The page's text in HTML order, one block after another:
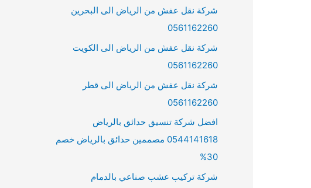
شركة نقل عفش من الرياض الى البحرين
0561162260
شركة نقل عفش من الرياض الى الكويت
0561162260
شركة نقل عفش من الرياض الى قطر
0561162260
افضل شركة تنسيق حدائق بالرياض
0544141618 مصممين حدائق بالرياض خصم
30%
شركة تركيب عشب صناعي بالدمام